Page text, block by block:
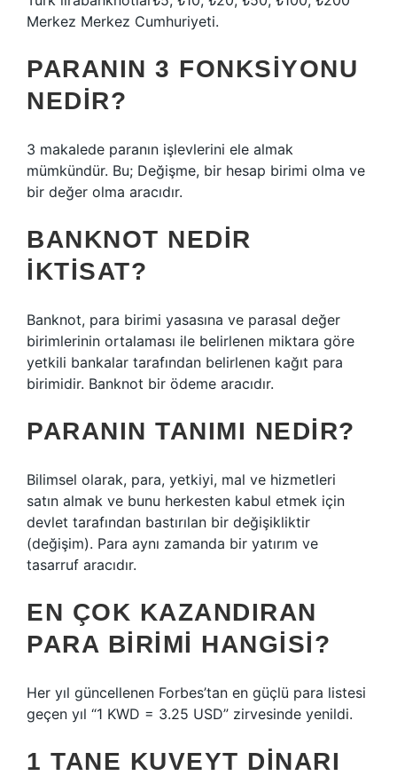
Merkez Merkez Cumhuriyeti.
PARANIN 3 FONKSIYONU
NEDIR?
3 makalede paranın işlevlerini ele almak
mümkündür. Bu; Değişme, bir hesap birimi olma ve
bir değer olma aracıdır.
BANKNOT NEDIR
IKTISAT?
Banknot, para birimi yasasına ve parasal değer
birimlerinin ortalaması ile belirlenen miktara göre
yetkili bankalar tarafından belirlenen kağıt para
birimidir. Banknot bir ödeme aracıdır.
PARANIN TANIMI NEDIR?
Bilimsel olarak, para, yetkiyi, mal ve hizmetleri
satın almak ve bunu herkesten kabul etmek için
devlet tarafından bastırılan bir değişikliktir
(değişim). Para aynı zamanda bir yatırım ve
tasarruf aracıdır.
EN ÇOK KAZANDIRAN
PARA BIRIMI HANGISI?
Her yıl güncellenen Forbes’tan en güçlü para listesi
geçen yıl “1 KWD = 3.25 USD” zirvesinde yenildi.
1 TANE KUVEYT DINARI